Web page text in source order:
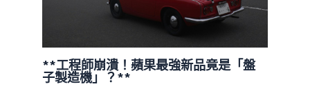
**工程師崩潰！蘋果最強新品竟是「盤
子製造機」？**